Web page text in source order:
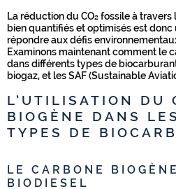
La réduction du CO₂ fossile à
bien quantifiés et optimisés est
répondre aux défis
Examinons maintenant comment le
dans différents types de
biogaz, et les SAF (Sustainable
L’UTILISATION DU
BIOGÈNE DANS
TYPES DE
LE CARBONE
BIODIESEL